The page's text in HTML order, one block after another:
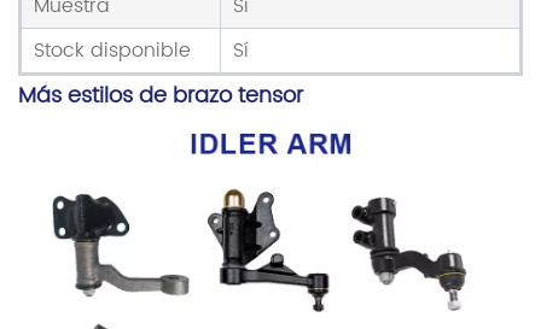
Stock disponible
Sí
Más estilos de brazo tensor